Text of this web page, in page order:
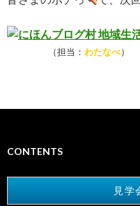
（担当： わたなべ）
CONTENTS
見学